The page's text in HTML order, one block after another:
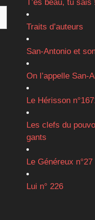
T’es beau, tu sais
Traits d’auteurs
San-Antonio et
On l’appelle San-
Le Hérisson
Les clefs du
gants
Le Généreux n°27
Lui n° 226